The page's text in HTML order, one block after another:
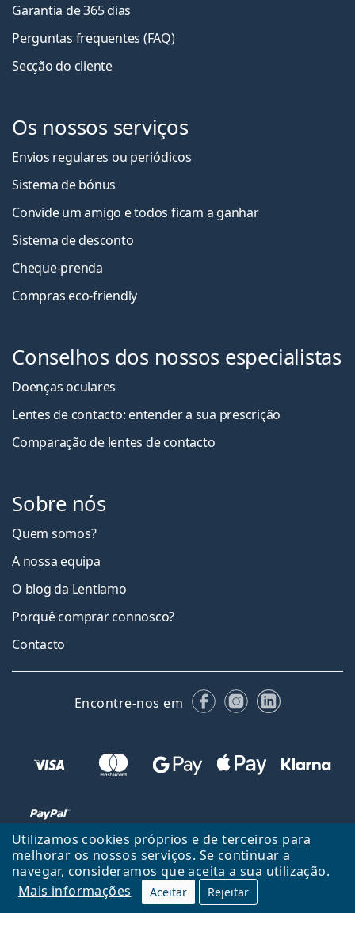
Utilizamos cookies próprios e de terceiros para
melhorar os nossos serviços. Se continuar a
navegar, consideramos que aceita a sua utilização.
Mais informações
Aceitar Rejeitar
Garantia de 365 dias
Perguntas frequentes (FAQ)
Secção do cliente
Os nossos serviços
Envios regulares ou periódicos
Sistema de bónus
Convide um amigo e todos ficam a ganhar
Sistema de desconto
Cheque-prenda
Compras eco-friendly
Conselhos dos nossos especialistas
Doenças oculares
Lentes de contacto: entender a sua prescrição
Comparação de lentes de contacto
Sobre nós
Quem somos?
A nossa equipa
O blog da Lentiamo
Porquê comprar connosco?
Contacto
Encontre-nos em FacebookInstagram
LinkedIn
Voltar ao início
Cima
Lentiamo.pt é propriedade e operado por Lentiamo s.r.o., República
Checa
Consigo durante 18 anos.